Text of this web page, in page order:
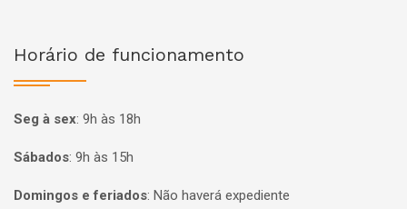
Horário de funcionamento
Seg à sex: 9h às 18h
Sábados: 9h às 15h
Domingos e feriados: Não haverá expediente